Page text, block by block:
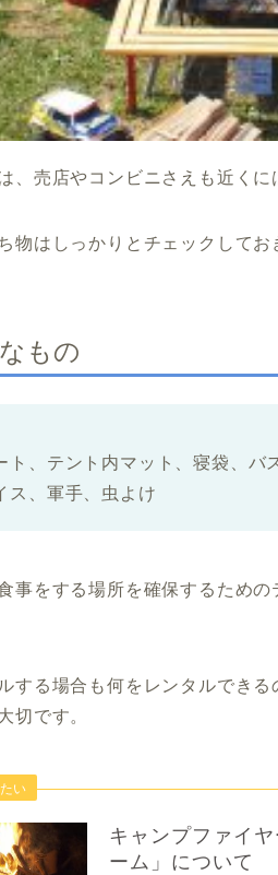
、売店やコンビニさえも近く
物はしっかりとチェックしてお
もの
ト、テント内マット、寝袋、バ
ス、軍手、虫よけ
事をする場所を確保するため
する場合も何をレンタルでき
切です。
キャンプファイ
ーム」について